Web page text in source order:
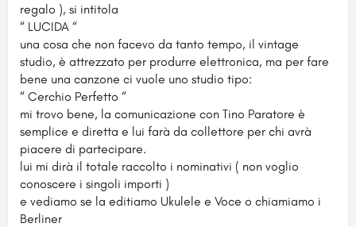
regalo ), si intitola
“ LUCIDA “
una cosa che non facevo da tanto tempo, il vintage
studio, è attrezzato per produrre elettronica, ma per fare
bene una canzone ci vuole uno studio tipo:
“ Cerchio Perfetto “
mi trovo bene, la comunicazione con Tino Paratore è
semplice e diretta e lui farà da collettore per chi avrà
piacere di partecipare.
lui mi dirà il totale raccolto i nominativi ( non voglio
conoscere i singoli importi )
e vediamo se la editiamo Ukulele e Voce o chiamiamo i
Berliner